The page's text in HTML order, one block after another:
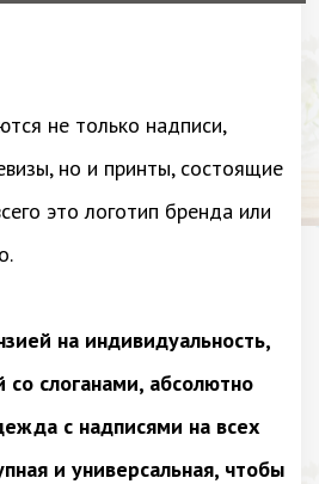
не только надписи,
но и принты, состоящие
это логотип бренда или
на индивидуальность,
слоганами, абсолютно
с надписями на всех
и универсальная, чтобы